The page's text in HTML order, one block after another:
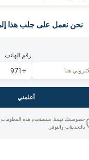
نحن نعمل على جلب هذا
رقم الهاتف
أعلمني
خصوصيتك تهمنا. سنستخدم هذه
بالتحديثات والتوفر.